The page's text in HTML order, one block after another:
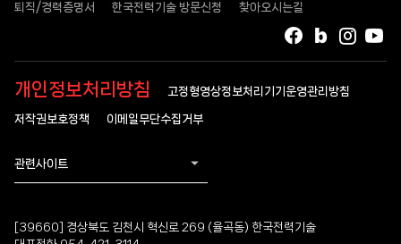
퇴직/경력증명서 한국전력기술 방문신청 찾아오시는길
인스
블로그
페이스북
개인정보처리방침 고정형영상정보처리기기운영관리방침
저작권보호정책 이메일무단수집거부
관련사이트
[39660] 경상북도 김천시 혁신로 269 (율곡동) 한국전력기술